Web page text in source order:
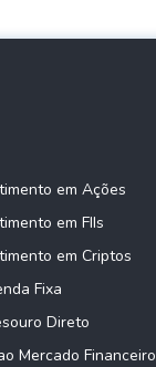
em Ações
em FIIs
em Criptos
Fixa
Direto
Mercado Financeiro